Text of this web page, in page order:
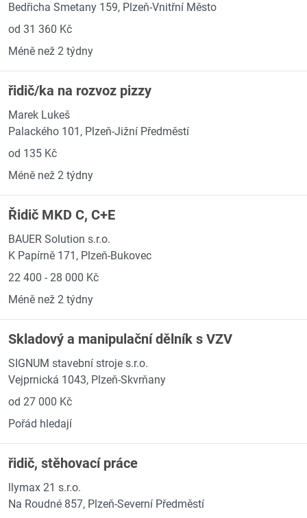
Bedřicha Smetany 159, Plzeň-Vnitřní Město
od 31 360 Kč
Méně než 2 týdny
řidič/ka na rozvoz pizzy
Marek Lukeš
Palackého 101, Plzeň-Jižní Předměstí
od 135 Kč
Méně než 2 týdny
Řidič MKD C, C+E
BAUER Solution s.r.o.
K Papírně 171, Plzeň-Bukovec
22 400 - 28 000 Kč
Méně než 2 týdny
Skladový a manipulační dělník s VZV
SIGNUM stavební stroje s.r.o.
Vejprnická 1043, Plzeň-Skvrňany
od 27 000 Kč
Pořád hledají
řidič, stěhovací práce
llymax 21 s.r.o.
Na Roudné 857, Plzeň-Severní Předměstí